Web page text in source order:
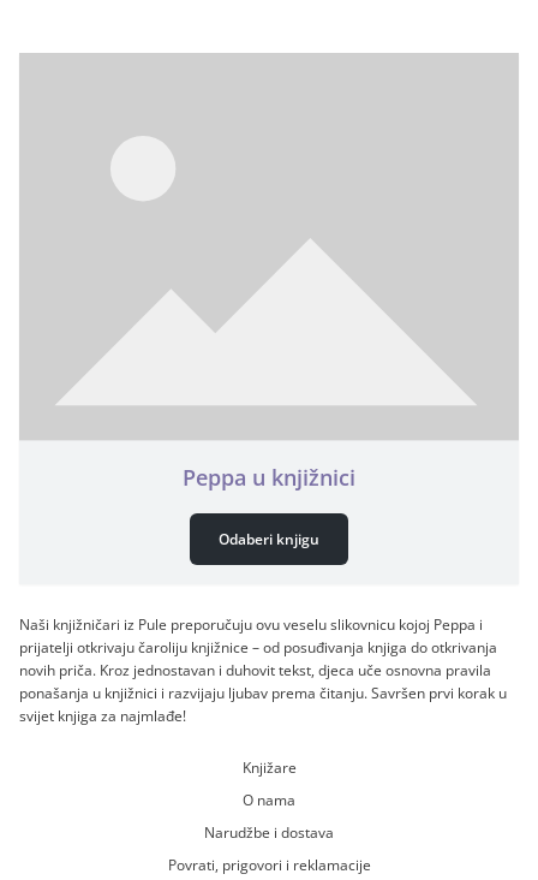
Peppa u knjižnici
Odaberi knjigu
Naši knjižničari iz Pule preporučuju ovu veselu slikovnicu kojoj Peppa i
prijatelji otkrivaju čaroliju knjižnice – od posuđivanja knjiga do otkrivanja
novih priča. Kroz jednostavan i duhovit tekst, djeca uče osnovna pravila
ponašanja u knjižnici i razvijaju ljubav prema čitanju. Savršen prvi korak u
svijet knjiga za najmlađe!
Knjižare
O nama
Narudžbe i dostava
Povrati, prigovori i reklamacije